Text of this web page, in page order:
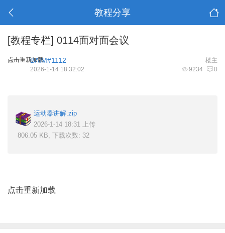
教程分享
[教程专栏] 0114面对面会议
点击重新加载 楼主
BAIM#1112
9234 0
2026-1-14 18:32:02
运动器讲解.zip
2026-1-14 18:31 上传
806.05 KB, 下载次数: 32
点击重新加载